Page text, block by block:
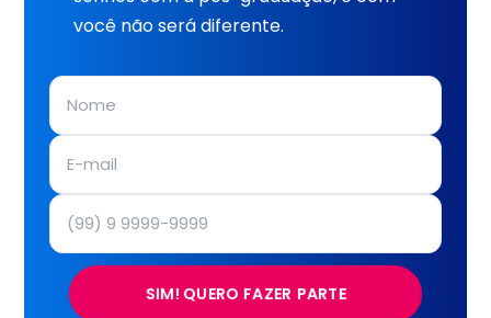
você não será diferente.
SIM! QUERO FAZER PARTE